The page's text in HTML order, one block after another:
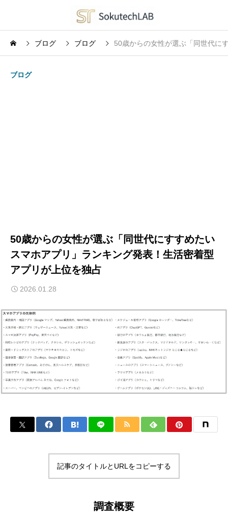
ブログ ブログ 50歳からの女性が選ぶ「同世代に
ブログ
50歳からの女性が選ぶ「同世代にすすめたい
スマホアプリ」ランキング発表！生活密着型
アプリが上位を独占
2026.01.28
記事のタイトルとURLをコピーする
調査概要